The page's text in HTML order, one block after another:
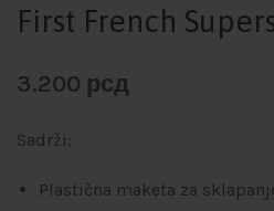
First French
3.200 рсд
Sadrži:
Plastična maketa za